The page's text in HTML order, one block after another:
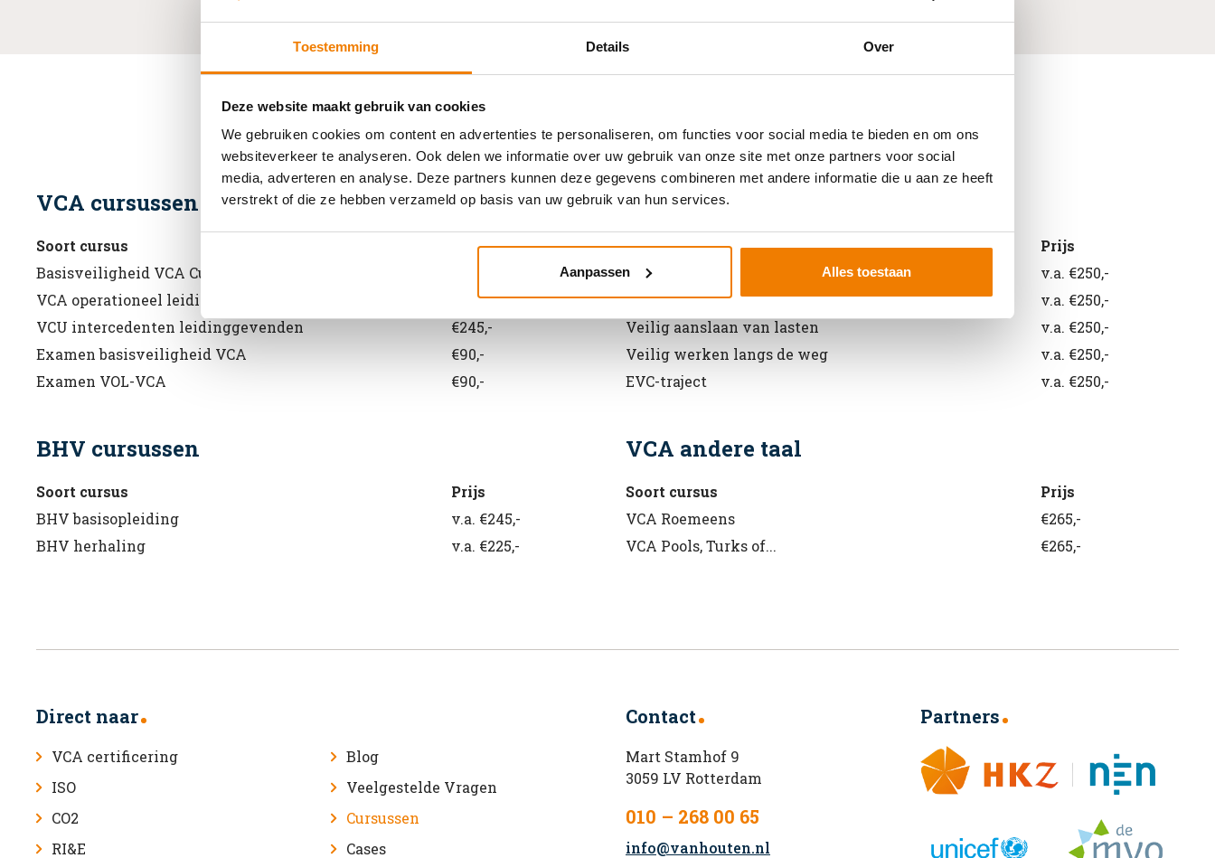
Toestemming Details Over
Deze website maakt gebruik van cookies
We gebruiken cookies om content en advertenties te personaliseren, om functies voor social media te bieden en om ons
websiteverkeer te analyseren. Ook delen we informatie over uw gebruik van onze site met onze partners voor social
media, adverteren en analyse. Deze partners kunnen deze gegevens combineren met andere informatie die u aan ze heeft
verstrekt of die ze hebben verzameld op basis van uw gebruik van hun services.
Aanpassen Alles toestaan
Algemene informatie cursussen
VCA cursussen
Soort cursus
Prijs
Basisveiligheid VCA Cursus
VCA operationeel leidinggevenden
€245,-
VCU intercedenten leidinggevenden
€245,-
Examen basisveiligheid VCA
€90,-
Examen VOL-VCA
€90,-
BHV cursussen
Soort cursus
Prijs
BHV basisopleiding
v.a. €245,-
BHV herhaling
v.a. €225,-
Arbo en Veiligheid
Soort cursus
Prijs
Werken met vorkhef- en reachtruck
v.a. €250,-
Werken met een hoogwerker
v.a. €250,-
Veilig aanslaan van lasten
v.a. €250,-
Veilig werken langs de weg
v.a. €250,-
EVC-traject
v.a. €250,-
VCA andere taal
Soort cursus
Prijs
VCA Roemeens
€265,-
VCA Pools, Turks of...
€265,-
Direct naar
VCA certificering
ISO
CO2
RI&E
Blog
Veelgestelde Vragen
Cursussen
Cases
Contact
Mart Stamhof 9
3059 LV Rotterdam
010 – 268 00 65
info@vanhouten.nl
Partners